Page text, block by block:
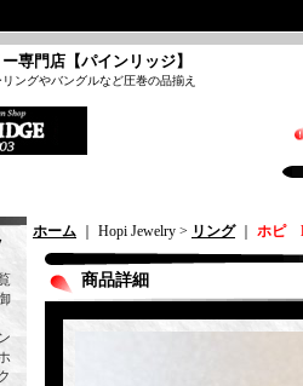
専門店【パインリッジ】
ングやバングルなど圧巻の品揃え
ホーム ｜ Hopi Jewelry > リング｜ ホピ
商品詳細